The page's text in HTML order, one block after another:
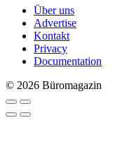
Über uns
Advertise
Kontakt
Privacy
Documentation
© 2026 Büromagazin